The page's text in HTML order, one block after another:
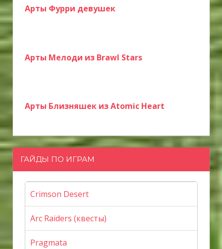
Арты Фурри девушек
Арты Мелоди из Brawl Stars
Арты Близняшек из Atomic Heart
ГАЙДЫ ПО ИГРАМ
Crimson Desert
Arc Raiders (квесты)
Pragmata